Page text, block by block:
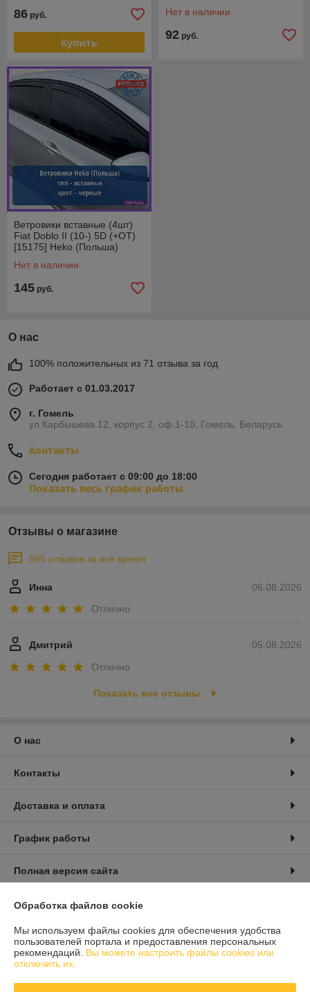
86 руб.
Купить
Нет в наличии
92 руб.
Ветровики вставные (4шт)
Fiat Doblo II (10-) 5D (+OT)
[15175] Heko (Польша)
Нет в наличии
145 руб.
О нас
100% положительных из 71 отзыва за год
Работает с 01.03.2017
г. Гомель
ул Карбышева 12, корпус 2, оф.1-10, Гомель, Беларусь
Контакты
Сегодня работает с 09:00 до 18:00
Показать весь график работы
Отзывы о магазине
585 отзывов за всё время
06.08.2026
Инна
Отлично
05.08.2026
Дмитрий
Отлично
Показать все отзывы
О нас
Контакты
Доставка и оплата
График работы
Полная версия сайта
Политика обработки cookies
Сайт создан на платформе Deal.by
Обработка файлов cookie
Мы используем файлы cookies для обеспечения удобства
пользователей портала и предоставления персональных
рекомендаций. Вы можете настроить файлы cookies или
отключить их.